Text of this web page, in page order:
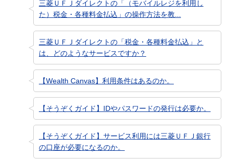
三菱ＵＦＪダイレクトの「（モバイルレジを利用し
た）税金・各種料金払込」の操作方法を教...
三菱ＵＦＪダイレクトの「税金・各種料金払込」と
は、どのようなサービスですか？
【Wealth Canvas】利用条件はあるのか。
【そうぞくガイド】IDやパスワードの発行は必要か。
【そうぞくガイド】サービス利用には三菱ＵＦＪ銀行
の口座が必要になるのか。